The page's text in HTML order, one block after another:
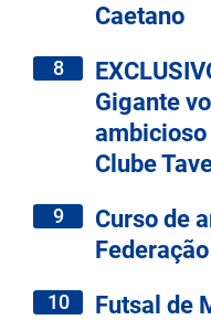
Caetano
8
Gigante
ambicioso
Clube
9
Curso de
10
Futsal de